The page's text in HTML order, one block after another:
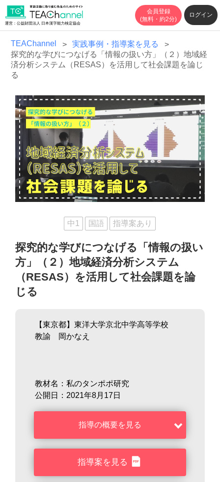
運営：公益財団法人 日本漢字能力検定協会
会員登録
(無料・約2分)
ログイン
TEAChannel
実践事例・指導案を見る
探究的な学びにつなげる「情報の扱い方」（２）地域経
済分析システム（RESAS）を活用して社会課題を論じ
る
中1 国語 指導案あり
探究的な学びにつなげる「情報の扱い
方」（２）地域経済分析システム
（RESAS）を活用して社会課題を論
じる
【東京都】東洋大学京北中学高等学校
教諭 岡かなえ
教材名：私のタンポポ研究
公開日：2021年8月17日
指導の概要を見る
指導案を見る